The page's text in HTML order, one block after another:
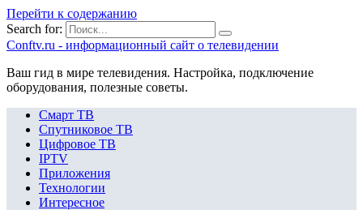
Перейти к содержанию
Search for:
Сonftv.ru - информационный сайт о телевидении
Ваш гид в мире телевидения. Настройка, подключение
оборудования, полезные советы.
Смарт ТВ
Спутниковое ТВ
Цифровое ТВ
IPTV
Приложения
Технологии
Интересное